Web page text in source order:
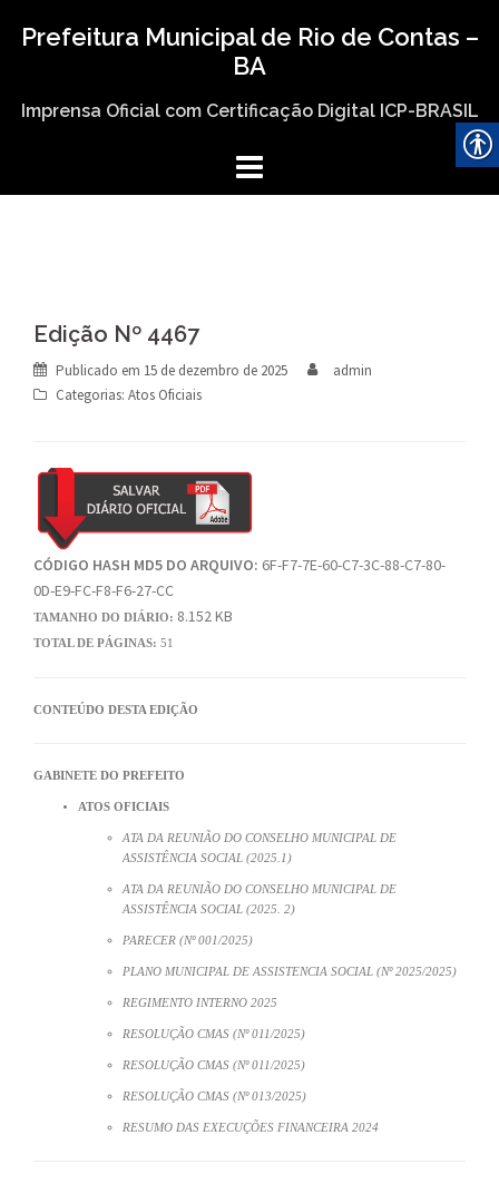
Prefeitura Municipal de Rio de Contas –
BA
Imprensa Oficial com Certificação Digital ICP-BRASIL
Edição Nº 4467
Publicado em 15 de dezembro de 2025
admin
Categorias: Atos Oficiais
CÓDIGO HASH MD5 DO ARQUIVO: 6F-F7-7E-60-C7-3C-88-C7-80-
0D-E9-FC-F8-F6-27-CC
TAMANHO DO DIÁRIO: 8.152 KB
TOTAL DE PÁGINAS: 51
CONTEÚDO DESTA EDIÇÃO
GABINETE DO PREFEITO
ATOS OFICIAIS
ATA DA REUNIÃO DO CONSELHO MUNICIPAL DE
ASSISTÊNCIA SOCIAL (2025.1)
ATA DA REUNIÃO DO CONSELHO MUNICIPAL DE
ASSISTÊNCIA SOCIAL (2025. 2)
PARECER (Nº 001/2025)
PLANO MUNICIPAL DE ASSISTENCIA SOCIAL (Nº 2025/2025)
REGIMENTO INTERNO 2025
RESOLUÇÃO CMAS (Nº 011/2025)
RESOLUÇÃO CMAS (Nº 011/2025)
RESOLUÇÃO CMAS (Nº 013/2025)
RESUMO DAS EXECUÇÕES FINANCEIRA 2024